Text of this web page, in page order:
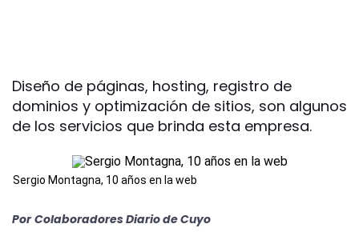
Diseño de páginas, hosting, registro de
dominios y optimización de sitios, son algunos
de los servicios que brinda esta empresa.
Sergio Montagna, 10 años en la web
Por Colaboradores Diario de Cuyo